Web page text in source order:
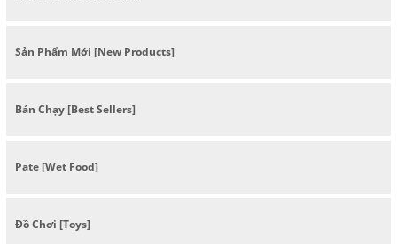
Sản Phẩm Mới [New Products]
Bán Chạy [Best Sellers]
Pate [Wet Food]
Đồ Chơi [Toys]